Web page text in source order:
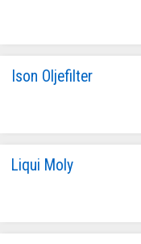
Ison Oljefilter
Liqui Moly